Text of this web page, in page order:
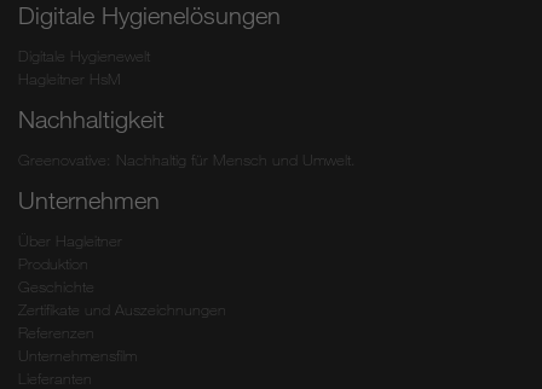
Digitale Hygienelösungen
Digitale Hygienewelt
Hagleitner HsM
Nachhaltigkeit
Greenovative: Nachhaltig für Mensch und Umwelt.
Unternehmen
Über Hagleitner
Produktion
Geschichte
Zertifikate und Auszeichnungen
Referenzen
Unternehmensfilm
Lieferanten